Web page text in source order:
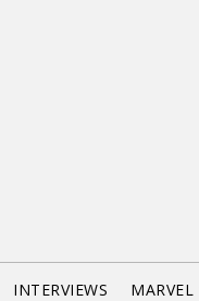
INTERVIEWS